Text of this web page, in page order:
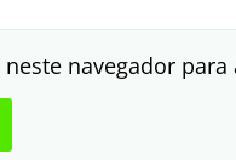
navegador